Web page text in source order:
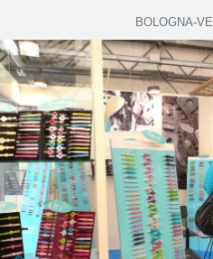
BOLOGNA-